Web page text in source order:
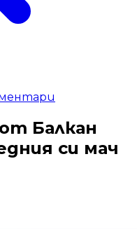
Балкан
си мач